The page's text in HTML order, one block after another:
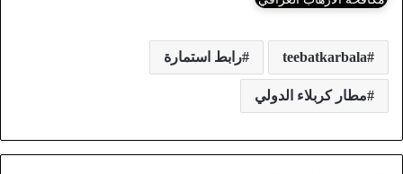
teebatkarbala رابط استمارة
مطار كربلاء الدولي